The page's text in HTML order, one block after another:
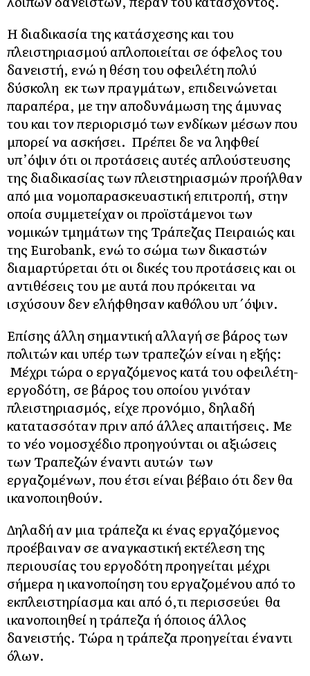
Η διαδικασία της κατάσχεσης και του
πλειστηριασμού απλοποιείται σε όφελος του
δανειστή, ενώ η θέση του οφειλέτη πολύ
δύσκολη εκ των πραγμάτων, επιδεινώνεται
παραπέρα, με την αποδυνάμωση της άμυνας
του και τον περιορισμό των ενδίκων μέσων που
μπορεί να ασκήσει. Πρέπει δε να ληφθεί
υπ’όψιν ότι οι προτάσεις αυτές απλούστευσης
της διαδικασίας των πλειστηριασμών προήλθαν
από μια νομοπαρασκευαστική επιτροπή, στην
οποία συμμετείχαν οι προϊστάμενοι των
νομικών τμημάτων της Τράπεζας Πειραιώς και
της Eurobank, ενώ το σώμα των δικαστών
διαμαρτύρεται ότι οι δικές του προτάσεις και οι
αντιθέσεις του με αυτά που πρόκειται να
ισχύσουν δεν ελήφθησαν καθόλου υπ΄όψιν.
Επίσης άλλη σημαντική αλλαγή σε βάρος των
πολιτών και υπέρ των τραπεζών είναι η εξής:
Μέχρι τώρα ο εργαζόμενος κατά του οφειλέτη-
εργοδότη, σε βάρος του οποίου γινόταν
πλειστηριασμός, είχε προνόμιο, δηλαδή
κατατασσόταν πριν από άλλες απαιτήσεις. Με
το νέο νομοσχέδιο προηγούνται οι αξιώσεις
των Τραπεζών έναντι αυτών των
εργαζομένων, που έτσι είναι βέβαιο ότι δεν θα
ικανοποιηθούν.
Δηλαδή αν μια τράπεζα κι ένας εργαζόμενος
προέβαιναν σε αναγκαστική εκτέλεση της
περιουσίας του εργοδότη προηγείται μέχρι
σήμερα η ικανοποίηση του εργαζομένου από το
εκπλειστηρίασμα και από ό,τι περισσεύει θα
ικανοποιηθεί η τράπεζα ή όποιος άλλος
δανειστής. Τώρα η τράπεζα προηγείται έναντι
όλων.